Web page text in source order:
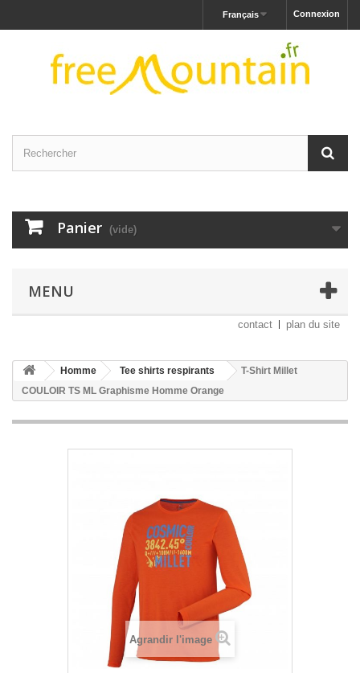
Connexion
Français
Panier (vide)
MENU
contact plan du site
Homme Tee shirts respirants
T-Shirt Millet
COULOIR TS ML Graphisme Homme Orange
Agrandir l'image